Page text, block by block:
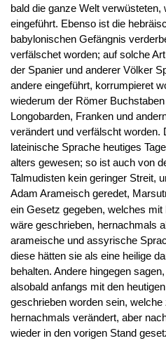
bald die ganze Welt verwüsteten,
eingeführt. Ebenso ist die
babylonischen Gefängnis
verfälschet worden; auf solche
der Spanier und anderer Völker
andere eingeführt, korrumpieret
wiederum der Römer
Longobarden, Franken und
verändert und verfälscht worden.
lateinische Sprache heutiges
alters gewesen; so ist auch von
Talmudisten kein geringer Streit,
Adam Arameisch geredet,
ein Gesetz gegeben, welches
wäre geschrieben, hernachmals
arameische und assyrische
diese hätten sie als eine heilige
behalten. Andere hingegen
alsobald anfangs mit den
geschrieben worden sein,
hernachmals verändert, aber
wieder in den vorigen Stand